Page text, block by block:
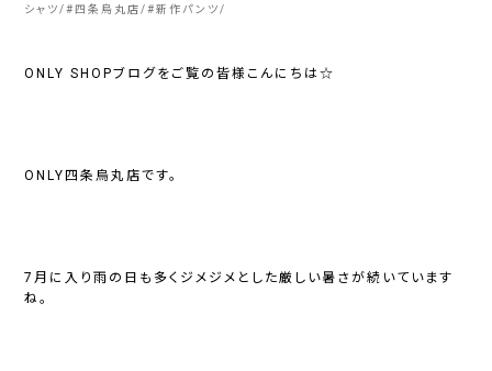
シャツ # 四条烏丸店 #新作パンツ
ONLY SHOPブログをご覧の皆様こんにちは☆
ONLY四条烏丸店です。
7月に入り雨の日も多くジメジメとした厳しい暑さが続いています
ね。